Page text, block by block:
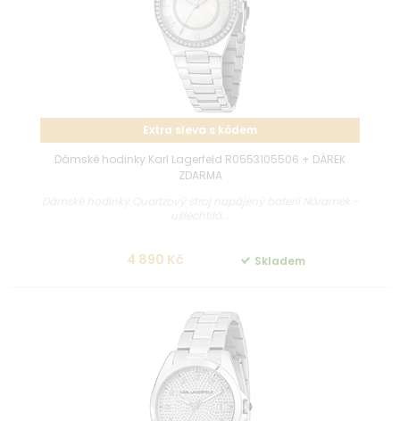
Extra sleva s kódem
Dámské hodinky Karl Lagerfeld R0553105506 + DÁREK
ZDARMA
4 890 Kč Skladem